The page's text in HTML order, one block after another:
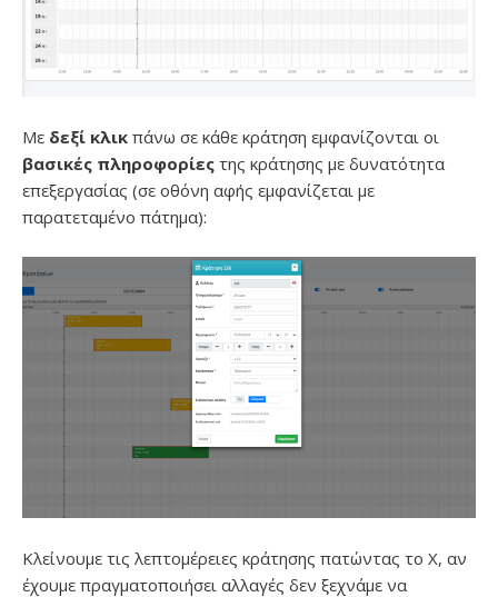
Με δεξί κλικ πάνω σε κάθε κράτηση εμφανίζονται οι
βασικές πληροφορίες της κράτησης με δυνατότητα
επεξεργασίας (σε οθόνη αφής εμφανίζεται με
παρατεταμένο πάτημα):
Κλείνουμε τις λεπτομέρειες κράτησης πατώντας το Χ, αν
έχουμε πραγματοποιήσει αλλαγές δεν ξεχνάμε να